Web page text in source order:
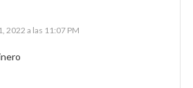
2022 a las 11:07 PM